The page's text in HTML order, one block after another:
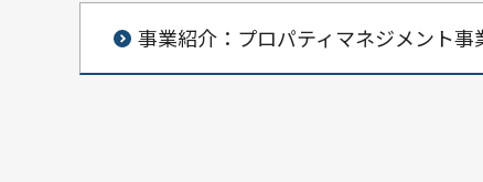
事業紹介：プロパティマネジメント事